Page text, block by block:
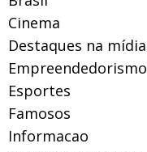
Cinema
Destaques na mídia
Empreendedorismo
Esportes
Famosos
Informacao